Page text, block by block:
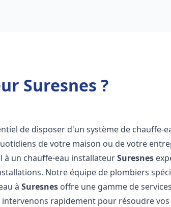
Suresnes ?
de disposer d'un système de chauffe-
de votre maison ou de votre
à un chauffe-eau installateurSuresnes
Notre équipe de plombiers
àSuresnes offre une gamme de
rapidement pour résoudre